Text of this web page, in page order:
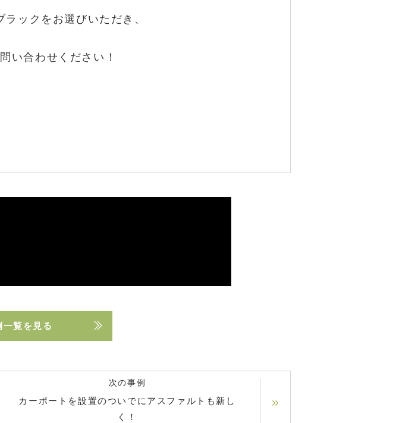
ックをお選びいただき、
い合わせください！
覧を見る
次の事例
カーポートを設置のついでにアスファルトも新し
く！